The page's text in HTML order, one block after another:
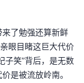
了勉强还算新鲜
眼目睹这巨大代价
子笑”背后，是无数
是被流放岭南。